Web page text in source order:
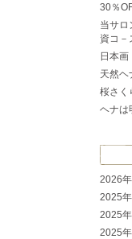
30％
当サロ
資コ－
日本
天然
桜さ
ヘナは
2026
2025
2025
2025